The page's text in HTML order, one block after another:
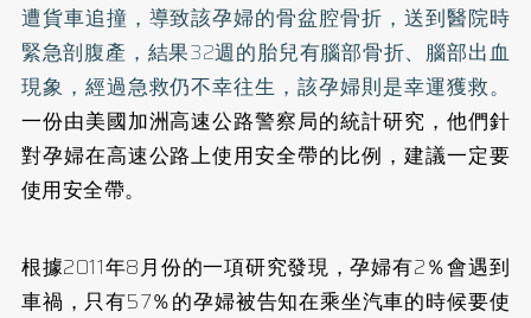
遭貨車追撞，導致該孕婦的骨盆腔骨折，送到醫院時
緊急剖腹產，結果32週的胎兒有腦部骨折、腦部出血
現象，經過急救仍不幸往生，該孕婦則是幸運獲救。
一份由美國加洲高速公路警察局的統計研究，他們針
對孕婦在高速公路上使用安全帶的比例，建議一定要
使用安全帶。
根據2011年8月份的一項研究發現，孕婦有2％會遇到
車禍，只有57％的孕婦被告知在乘坐汽車的時候要使